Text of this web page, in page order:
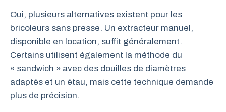
Oui, plusieurs alternatives existent pour les
bricoleurs sans presse. Un extracteur manuel,
disponible en location, suffit généralement.
Certains utilisent également la méthode du
« sandwich » avec des douilles de diamètres
adaptés et un étau, mais cette technique demande
plus de précision.